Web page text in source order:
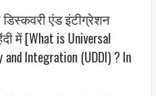
एंड इंटीग्रेशन
में [What is Universal
and Integration (UDDI) ? In